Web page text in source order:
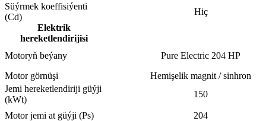
Süýrmek koeffisiýenti
(Cd)
Hiç
Elektrik
hereketlendirijisi
Motoryň beýany
Pure Electric 204 HP
Motor görnüşi
Hemişelik magnit / sinhron
Jemi hereketlendiriji güýji
(kWt)
150
Motor jemi at güýji (Ps) 204